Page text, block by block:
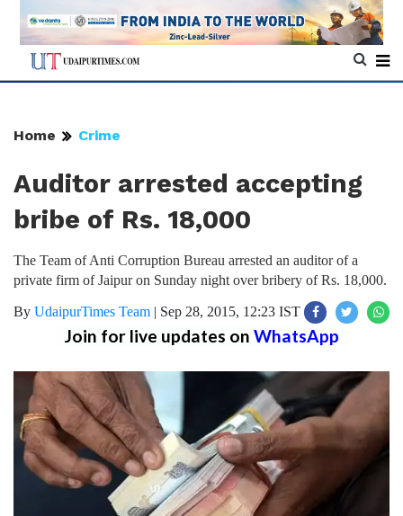
Home Crime
Auditor arrested accepting
bribe of Rs. 18,000
The Team of Anti Corruption Bureau arrested an auditor of a
private firm of Jaipur on Sunday night over bribery of Rs. 18,000.
By UdaipurTimes Team | Sep 28, 2015, 12:23 IST
Join for live updates on WhatsApp